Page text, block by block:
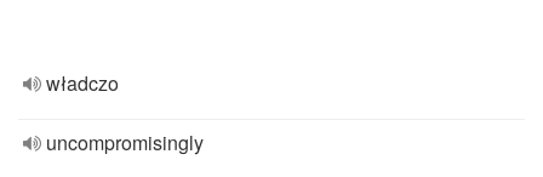
władczo
uncompromisingly